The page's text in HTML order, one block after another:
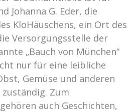
Johanna G. Eder, die
KloHäuschens, ein Ort des
Versorgungsstelle der
„Bauch von München“
nur für eine leibliche
Gemüse und anderen
Zum
auch Geschichten,